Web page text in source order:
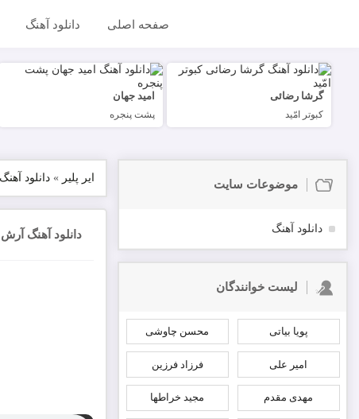
صفحه اصلی دانلود آهنگ
گرشا رضائی
کبوتر امّید
امید جهان
پشت پنجره
ایر پلیر » دانلود آهنگ
دانلود آهنگ
موضوعات سایت
دانلود آهنگ
لیست خوانندگان
پویا بیاتی محسن چاوشی
امیر علی فرزاد فرزین
مهدی مقدم مجید خراطها